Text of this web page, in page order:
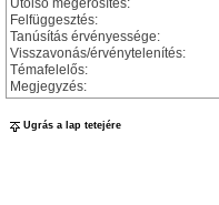
Utolsó megerősítés:
Felfüggesztés:
Tanúsítás érvényessége:
Visszavonás/érvénytelenítés:
Témafelelős:
Megjegyzés:
Ugrás a lap tetejére